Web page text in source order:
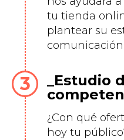
tu tienda
plantear su
comunicación.
Estudio
¿Con qué
hoy tu